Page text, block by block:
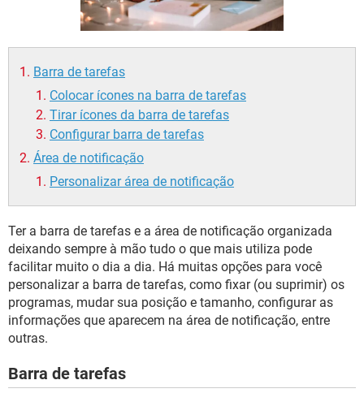
Barra de tarefas
Colocar ícones na barra de tarefas
Tirar ícones da barra de tarefas
Configurar barra de tarefas
Área de notificação
Personalizar área de notificação
Ter a barra de tarefas e a área de notificação organizada
deixando sempre à mão tudo o que mais utiliza pode
facilitar muito o dia a dia. Há muitas opções para você
personalizar a barra de tarefas, como fixar (ou suprimir) os
programas, mudar sua posição e tamanho, configurar as
informações que aparecem na área de notificação, entre
outras.
Barra de tarefas